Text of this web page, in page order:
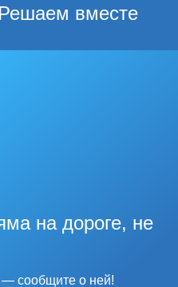
Решаем вместе
на дороге, не
— сообщите о ней!